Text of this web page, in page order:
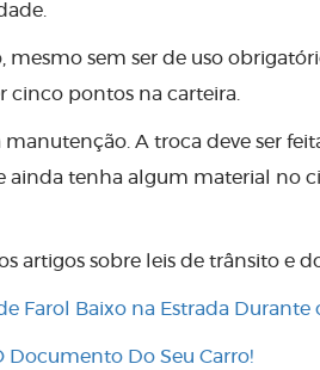
mesmo sem ser de uso
pontos na carteira.
manutenção. A troca deve ser
ainda tenha algum material no
artigos sobre leis de trânsito e
Farol Baixo na Estrada Durante
Documento Do Seu Carro!